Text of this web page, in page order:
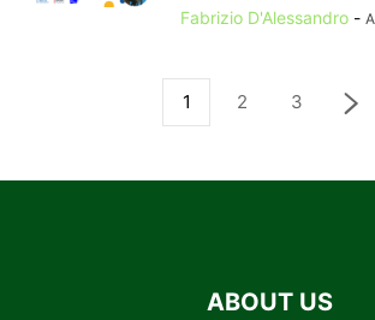
Fabrizio D'Alessandro -
1 2 3
ABOUT US